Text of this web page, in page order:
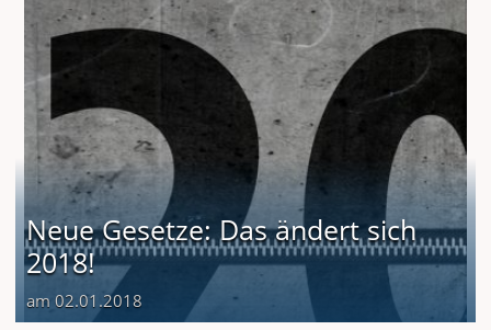
Neue Gesetze: Das ändert sich
2018!
am 02.01.2018